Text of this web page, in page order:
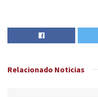
Relacionado Noticias